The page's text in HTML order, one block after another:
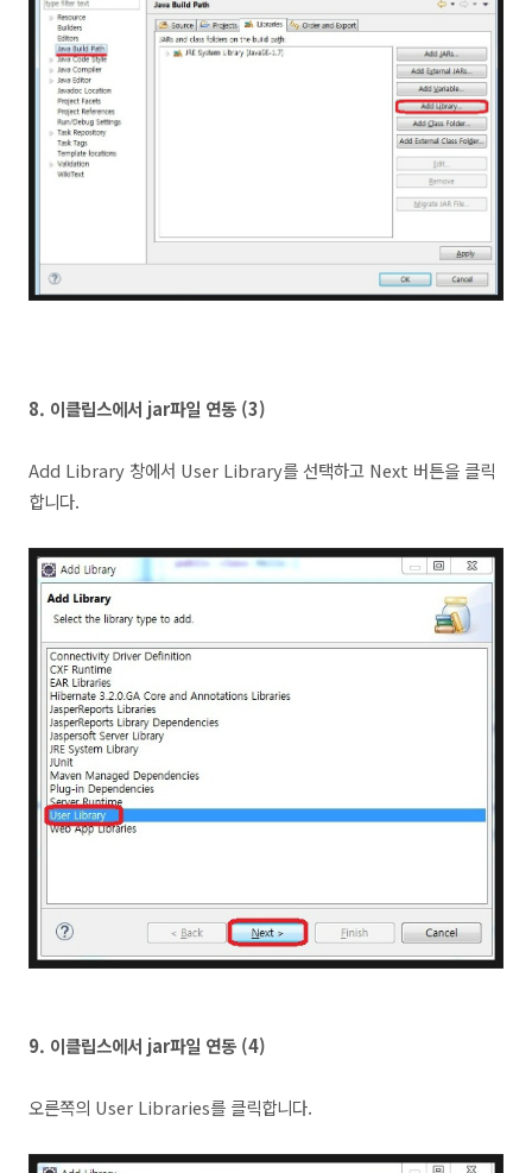
8. 이클립스에서 jar파일 연동 (3)
Add Library 창에서 User Library를 선택하고 Next 버튼을 클릭
합니다.
9. 이클립스에서 jar파일 연동 (4)
오른쪽의 User Libraries를 클릭합니다.